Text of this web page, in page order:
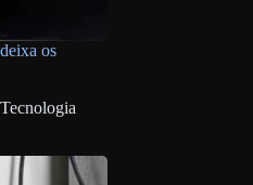
os
Tecnologia